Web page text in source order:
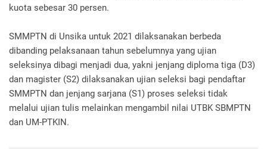
kuota sebesar 30 persen.
SMMPTN di Unsika untuk 2021 dilaksanakan berbeda
dibanding pelaksanaan tahun sebelumnya yang ujian
seleksinya dibagi menjadi dua, yakni jenjang diploma tiga (D3)
dan magister (S2) dilaksanakan ujian seleksi bagi pendaftar
SMMPTN dan jenjang sarjana (S1) proses seleksi tidak
melalui ujian tulis melainkan mengambil nilai UTBK SBMPTN
dan UM-PTKIN.